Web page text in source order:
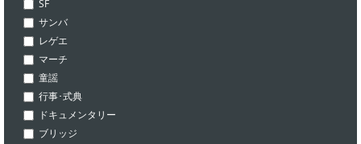
SF
サンバ
レゲエ
マーチ
童謡
行事･式典
ドキュメンタリー
ブリッジ